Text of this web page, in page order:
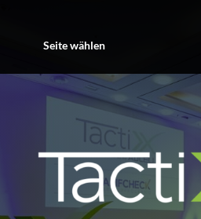
Seite wählen